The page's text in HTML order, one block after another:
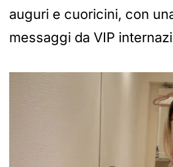
auguri e cuoricini, con
messaggi da VIP